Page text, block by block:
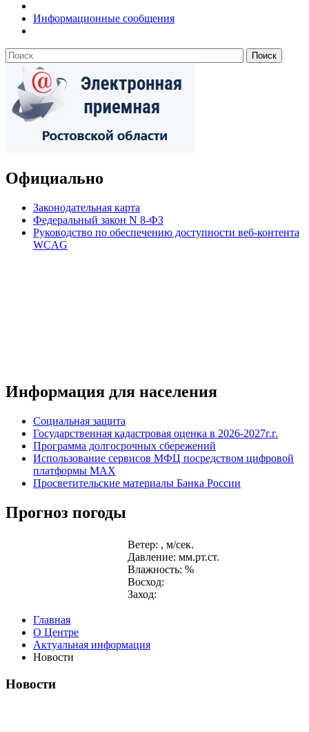
Информационные сообщения
Официально
Законодательная карта
Федеральный закон N 8-ФЗ
Руководство по обеспечению доступности веб-контента
WCAG
Информация для населения
Социальная защита
Государственная кадастровая оценка в 2026-2027г.г.
Программа долгосрочных сбережений
Использование сервисов МФЦ посредством цифровой
платформы MAX
Просветительские материалы Банка России
Прогноз погоды
Ветер: , м/сек.
Давление: мм.рт.ст.
Влажность: %
Восход:
Заход:
Главная
О Центре
Актуальная информация
Новости
Новости